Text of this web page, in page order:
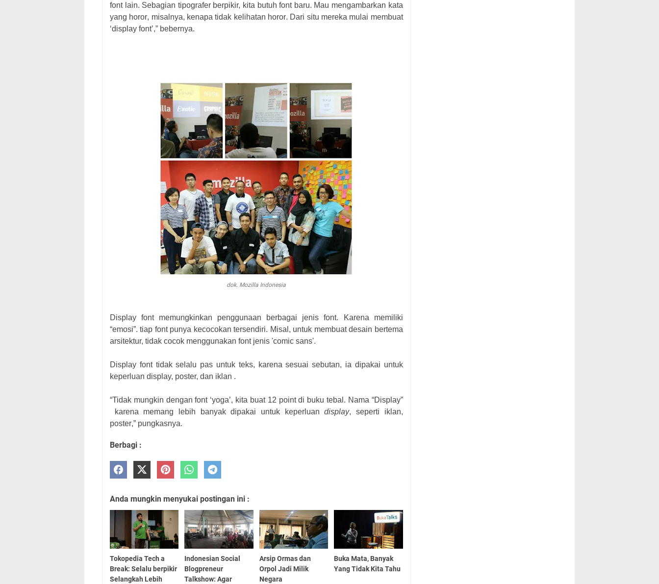
font lain. Sebagian tipografer berpikir, kita butuh fontbaru. Mau mengambarkan kata
yang horor, misa nya, kenapa tidak kel ihatan horor. Dari situ mereka mulai membuat
‘display font’,” bebernya.
dok. Mozilla Indonesia
Display fontmemungkinkan penggunaan berbagai jenis font. Karena memiliki
“emosi”.tiap font punya kecocokan tersendiri. Misal, untuk membuat desain bertema
arsitektur, tidak cocok menggunakan font jenis 'comic sans'.
Display font tidak selalu pas untuk teks, karena sesuai sebutan, ia dipakai untuk
keperluan display, poster, dan iklan .
“Tidak mungkin denganfont ‘yoga’, kita buat 12 point di buku tebal. Nama “Display”
karena memang l ebih banyak dipakai untuk keperluandisplay, seperti iklan,
poster,” pungkasnya.
Berbagi :
Anda mungkin menyukai postingan ini :
Tokopedia Tech a
Break: Selalu berpikir
Selangkah Lebih
Indonesian Social
Blogpreneur
Talkshow: Agar
Arsip Ormas dan
Orpol Jadi Milik
Negara
Buka Mata, Banyak
Yang Tidak Kita Tahu